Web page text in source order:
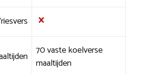
70 vaste koelverse
maaltijden